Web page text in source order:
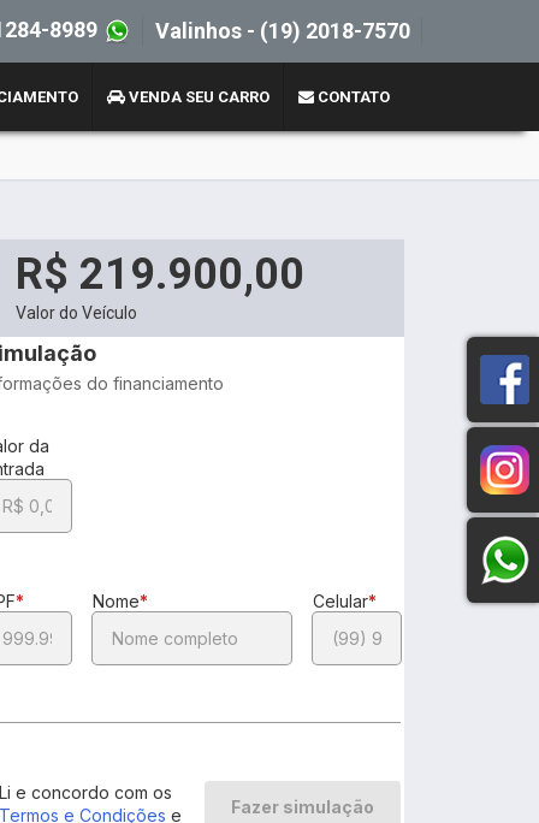
8989 Valinhos - (19) 2018-7570
VENDA SEU CARRO CONTATO
R$ 219.900,00
Valor do Veículo